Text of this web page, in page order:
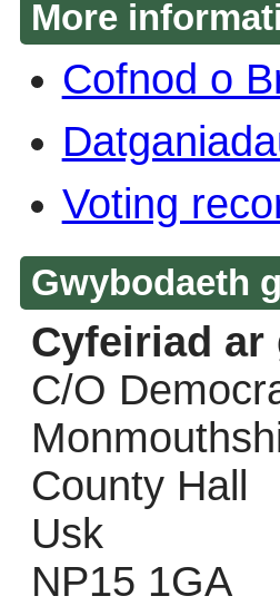
More
Cofnod o
Voting
Gwybodaeth
Cyfeiriad
C/O
County Hall
Usk
NP15 1GA